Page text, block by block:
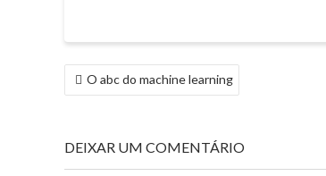
NAVEGAÇÃO
DE
O abc do machine learning
DEIXAR UM COMENTÁRIO